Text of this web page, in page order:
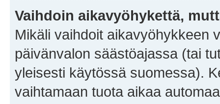
Vaihdoin aikavyöhykettä,
Mikäli vaihdoit aikavyöhykkeen
päivänvalon säästöajassa (tai
yleisesti käytössä suomessa).
vaihtamaan tuota aikaa